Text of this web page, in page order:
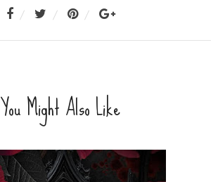
You Might Also Like